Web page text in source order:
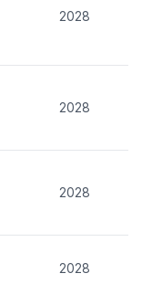
2028
2028
2028
2028